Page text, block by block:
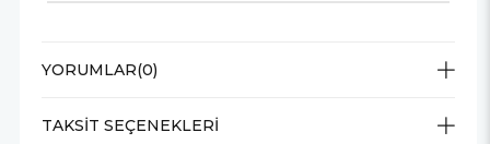
YORUMLAR(0)
TAKSIT SEÇENEKLERI